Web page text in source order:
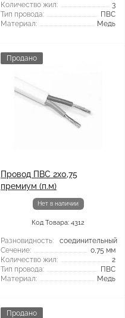
Количество жил:
3
Тип провода:
ПВС
Материал:
Медь
Продано
Провод ПВС 2x0,75
премиум (п.м)
Нет в наличии
Код Товара: 4312
Разновидность:
соединительный
Сечение:
0,75 мм
Количество жил:
2
Тип провода:
ПВС
Материал:
Медь
Продано